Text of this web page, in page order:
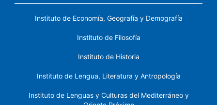
Instituto de Economía, Geografía y Demografía
Instituto de Filosofía
Instituto de Historia
Instituto de Lengua, Literatura y Antropología
Instituto de Lenguas y Culturas del Mediterráneo y